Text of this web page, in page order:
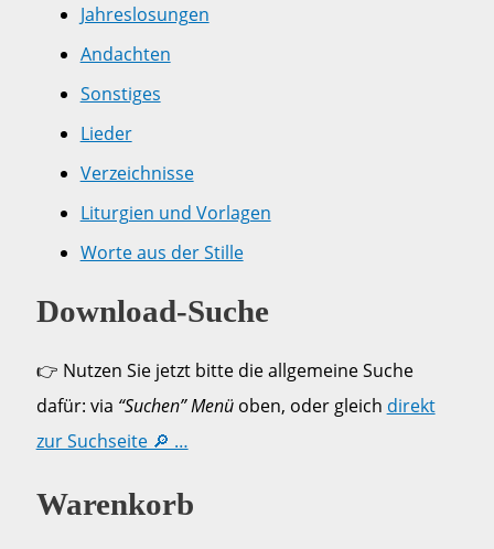
Jahreslosungen
Andachten
Sonstiges
Lieder
Verzeichnisse
Liturgien und Vorlagen
Worte aus der Stille
Download-Suche
👉 Nutzen Sie jetzt bitte die allgemeine Suche
dafür: via “Suchen” Menüoben, oder gleich direkt
zur Suchseite 🔎 …
Warenkorb